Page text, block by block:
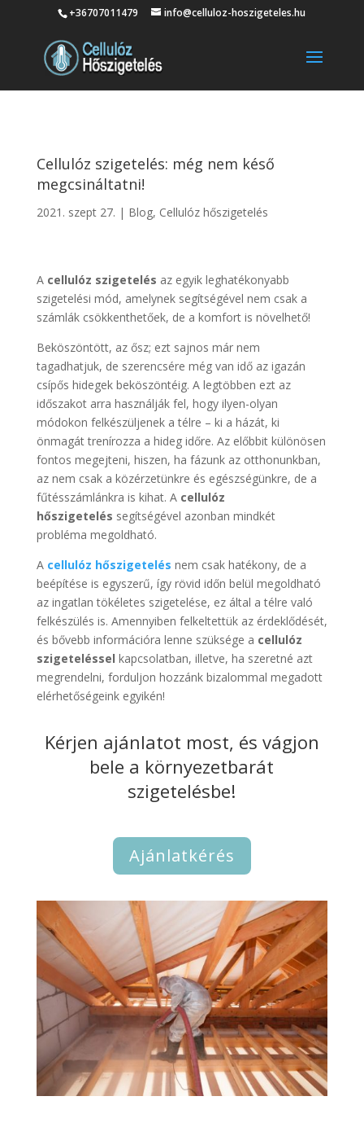
+36707011479 info@celluloz-hoszigeteles.hu
Cellulóz szigetelés: még nem késő
megcsináltatni!
2021. szept 27. | Blog, Cellulóz hőszigetelés
A cellulóz szigetelés az egyik leghatékonyabb
szigetelési mód, amelynek segítségével nem csak a
számlák csökkenthetőek, de a komfort is növelhető!
Beköszöntött, az ősz; ezt sajnos már nem
tagadhatjuk, de szerencsére még van idő az igazán
csípős hidegek beköszöntéig. A legtöbben ezt az
időszakot arra használják fel, hogy ilyen-olyan
módokon felkészüljenek a télre – ki a házát, ki
önmagát trenírozza a hideg időre. Az előbbit különösen
fontos megejteni, hiszen, ha fázunk az otthonunkban,
az nem csak a közérzetünkre és egészségünkre, de a
fűtésszámlánkra is kihat. A cellulóz
hőszigetelés segítségével azonban mindkét
probléma megoldható.
A cellulóz hőszigetelés nem csak hatékony, de a
beépítése is egyszerű, így rövid időn belül megoldható
az ingatlan tökéletes szigetelése, ez által a télre való
felkészülés is. Amennyiben felkeltettük az érdeklődését,
és bővebb információra lenne szüksége a cellulóz
szigeteléssel kapcsolatban, illetve, ha szeretné azt
megrendelni, forduljon hozzánk bizalommal megadott
elérhetőségeink egyikén!
Kérjen ajánlatot most, és vágjon
bele a környezetbarát
szigetelésbe!
Ajánlatkérés